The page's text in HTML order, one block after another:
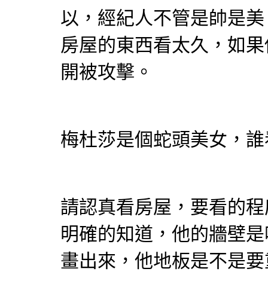
以，經紀人不管是帥是
房屋的東西看太久，如
開被攻擊。
梅杜莎是個蛇頭美女，
請認真看房屋，要看的
明確的知道，他的牆壁
畫出來，他地板是不是